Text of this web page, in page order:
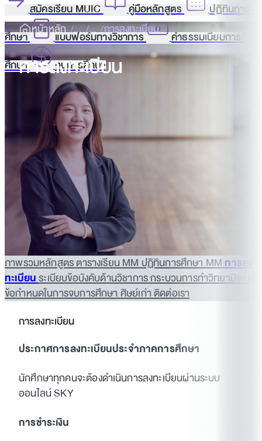
สมัครเรียน MUIC คู่มือหลักสูตร
ปฏิทินการ
ศึกษา
แบบฟอร์มทางวิชาการ
ค่าธรรมเนียมการ
ศึกษา
ทุนการศึกษา
หนัาหลัก การลงทะเบียน
การลงทะเบียน
ภาพรวมหลักสูตรตารางเรียน MMปฏิทินการศึกษา MMการลง
ทะเบียนระเบียบข้อบังคับด้านวิชาการกระบวนการทำวิทยานิพนธ์
ข้อกำหนดในการจบการศึกษาศิษย์เก่าติดต่อเรา
การลงทะเบียน
ประกาศการลงทะเบียนประจำภาคการศึกษา
นักศึกษาทุกคนจะต้องดำเนินการลงทะเบียนผ่านระบบ
ออนไลน์ SKY
การชำระเงิน